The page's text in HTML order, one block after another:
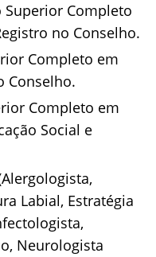
Completo
no Conselho.
Completo em
Conselho.
Completo em
Social e
Labial, Estratégia
Neurologista